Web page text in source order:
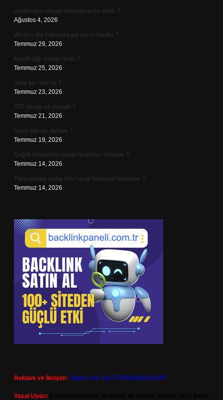
ayetlerden oluşan bölümlere ne denir ?
Ağustos 4, 2026
What is the highest paid job in Netflix ?
Temmuz 29, 2026
Kemik iliği ödemi nedir ?
Temmuz 25, 2026
June kız ismi mi ?
Temmuz 23, 2026
ATF olmak ne demek ?
Temmuz 21, 2026
Üvey aile ne demek ?
Temmuz 19, 2026
Sağlık hizmetinin temel hedefleri nelerdir ?
Temmuz 14, 2026
Tıkalı pimaş açma için hangi kimyasal kullanılır ?
Temmuz 14, 2026
Reklam ve İletişim: Skype: live:.cid.575569c608265c69
Yasal Uyarı: